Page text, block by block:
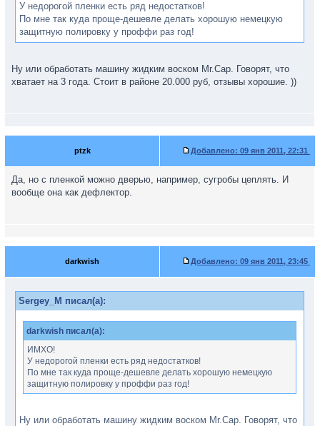
У недорогой пленки есть ряд недостатков!
По мне так куда проще-дешевле делать хорошую немецкую
защитную полировку у проффи раз год!
Ну или обработать машину жидким воском Mr.Cap. Говорят, что
хватает на 3 года. Стоит в районе 20.000 руб, отзывы хорошие. ))
ptzk Добавлено: 09 янв 2011, 22:31
Да, но с пленкой можно дверью, например, сугробы цеплять. И
вообще она как дефлектор.
darkwish Добавлено: 09 янв 2011, 23:45
Sergey_M писал(а):
darkwish писал(а):
ИМХО!
У недорогой пленки есть ряд недостатков!
По мне так куда проще-дешевле делать хорошую немецкую
защитную полировку у проффи раз год!
Ну или обработать машину жидким воском Mr.Cap. Говорят, что